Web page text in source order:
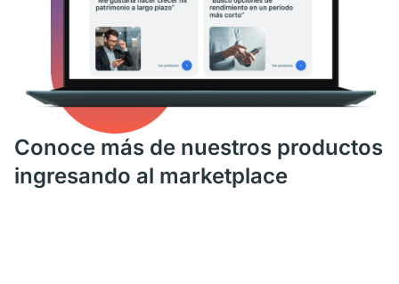
Conoce más de nuestros productos
ingresando al marketplace